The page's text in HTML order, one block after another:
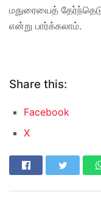
மதுரையைத்
என்று பார்க்கலாம்.
Share this:
Facebook
X